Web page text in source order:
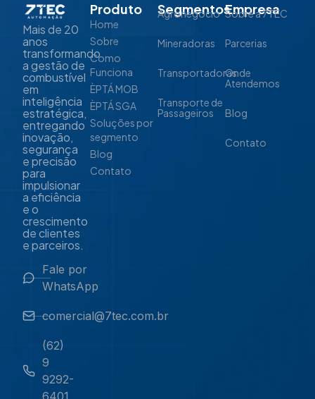
Mais de 20
anos
transformando
a gestão de
combustível
em
inteligência
estratégica,
entregando
inovação,
segurança
e precisão
para
impulsionar
a eficiência
e o
crescimento
de clientes
e parceiros.
Fale por
WhatsApp
comercial@7tec.com.br
(62)
9
9292-
Produto
Home
Sobre
Como
Funciona
ÈPTÁ MOB
ÈPTÁ SGA
Soluções por
segmento
Blog
Contato
Segmentos
Agronegócio
Mineradoras
Transportadoras
Transporte de
Passageiros
Empresa
Sobre a 7TEC
Parcerias
Onde
Atendemos
Blog
Contato